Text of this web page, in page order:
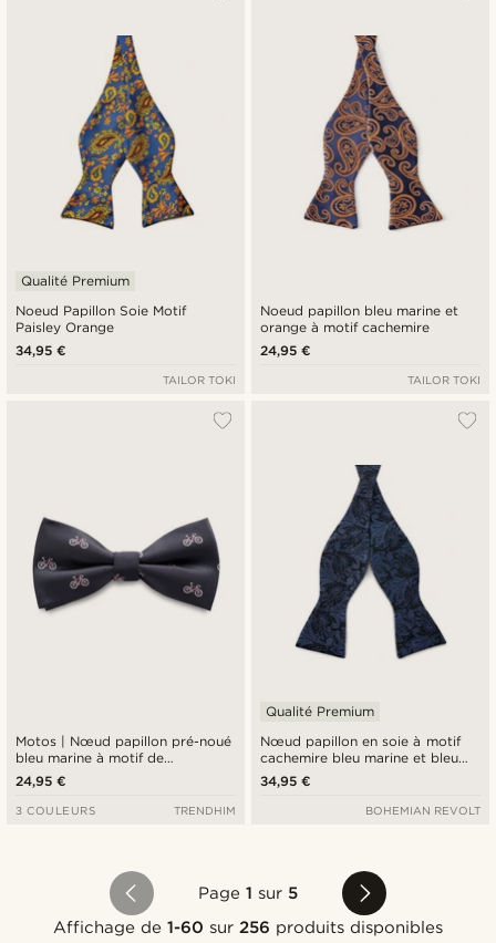
Noeud Papillon Soie Motif
Paisley Orange
Qualité Premium
34,95 €
TAILOR TOKI
Noeud papillon bleu marine et
orange à motif cachemire
24,95 €
TAILOR TOKI
Motos | Nœud papillon pré-noué
bleu marine à motif de
bicyclettes
24,95 €
3 COULEURS TRENDHIM
Nœud papillon en soie à motif
cachemire bleu marine et bleu
clair
Qualité Premium
34,95 €
BOHEMIAN REVOLT
Page 1 sur 5
Affichage de 1-60 sur256 produits disponibles